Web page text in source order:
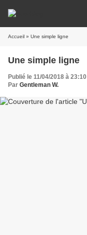
Accueil » Une simple ligne
Une simple ligne
Publié le 11/04/2018 à 23:10
Par Gentleman W.